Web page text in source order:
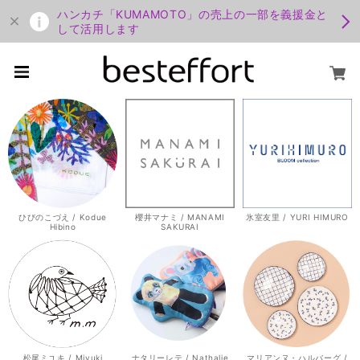
ハンカチ「KUMAMOTO」の売上の一部を義援金と
して活用します
ひびのこづえ / Kodue
Hibino
櫻井マナミ / MANAMI
SAKURAI
氷室友里 / YURI HIMURO
松尾ミユキ / Miyuki ナタリーレテ / Nathalie マリアンヌ・ハルバーグ /